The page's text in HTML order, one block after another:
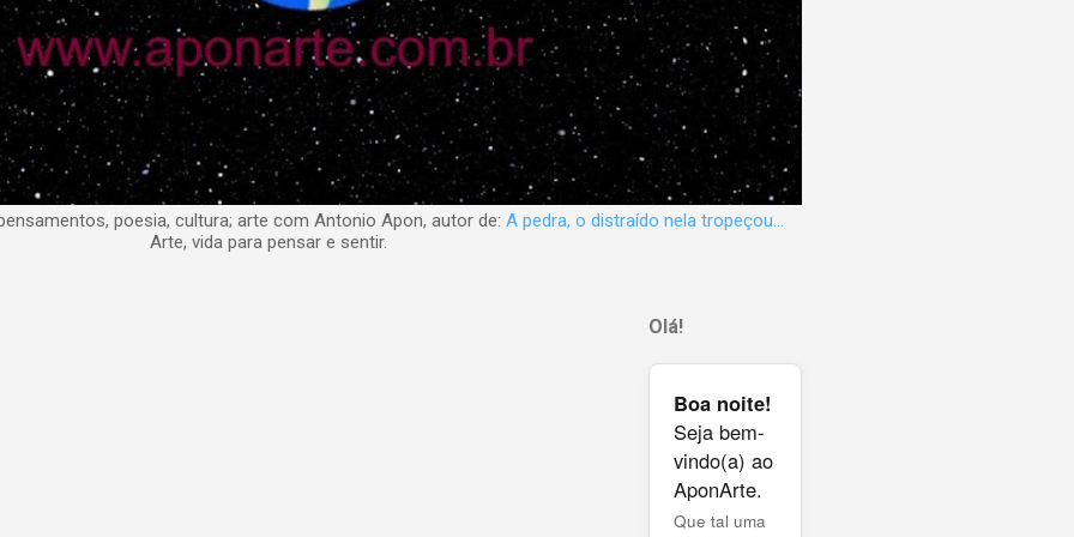
poesia, cultura; arte com Antonio Apon, autor de: A pedra, o distraído nela tropeçou...
Arte, vida para pensar e sentir.
Olá!
Boa noite!
Seja bem-
vindo(a) ao
AponArte.
Que tal uma